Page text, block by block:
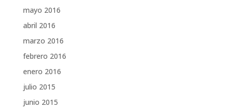
mayo 2016
abril 2016
marzo 2016
febrero 2016
enero 2016
julio 2015
junio 2015